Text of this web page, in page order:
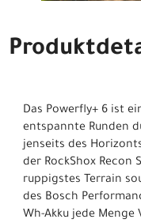
Das Powerfly+ 6 ist
entspannte Runden
jenseits des
der RockShox Recon
ruppigstes Terrain
des Bosch
Wh-Akku jede